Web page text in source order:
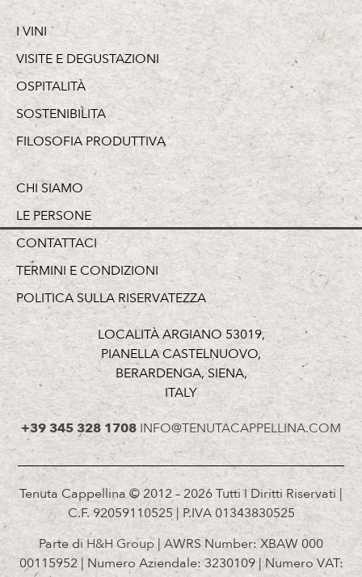
I VINI
VISITE E DEGUSTAZIONI
OSPITALITÀ
SOSTENIBILITA
FILOSOFIA PRODUTTIVA
CHI SIAMO
LE PERSONE
CONTATTACI
TERMINI E CONDIZIONI
POLITICA SULLA RISERVATEZZA
LOCALITÀ ARGIANO 53019,
PIANELLA CASTELNUOVO,
BERARDENGA, SIENA,
ITALY
+39 345 328 1708 INFO@TENUTACAPPELLINA.COM
Tenuta Cappellina © 2012 – 2026 Tutti I Diritti Riservati |
C.F. 92059110525 | P.IVA 01343830525
Parte diH&H Group| AWRS Number: XBAW 000
00115952 | Numero Aziendale: 3230109 | Numero VAT: